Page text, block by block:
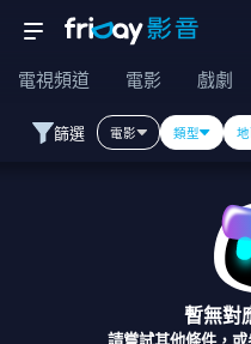
電視頻道 電影 戲劇
篩選 電影 類型
暫無對